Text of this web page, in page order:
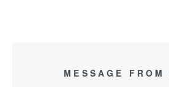
MESSAGE FROM